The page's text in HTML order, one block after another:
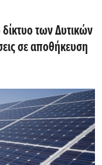
των Δυτικών
σε αποθήκευση